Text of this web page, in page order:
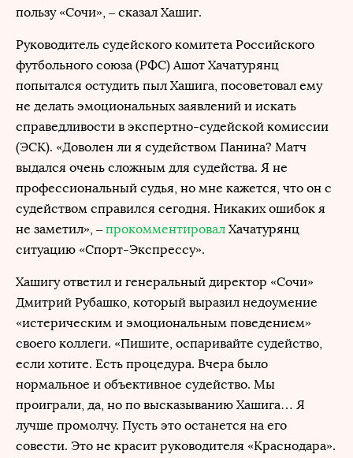
пользу «Сочи», – сказал Хашиг.
Руководитель судейского комитета Российского
футбольного союза (РФС) Ашот Хачатурянц
попытался остудить пыл Хашига, посоветовал ему
не делать эмоциональных заявлений и искать
справедливости в экспертно-судейской комиссии
(ЭСК). «Доволен ли я судейством Панина? Матч
выдался очень сложным для судейства. Я не
профессиональный судья, но мне кажется, что он с
судейством справился сегодня. Никаких ошибок я
не заметил», – прокомментировал Хачатурянц
ситуацию «Спорт-Экспрессу».
Хашигу ответил и генеральный директор «Сочи»
Дмитрий Рубашко, который выразил недоумение
«истерическим и эмоциональным поведением»
своего коллеги. «Пишите, оспаривайте судейство,
если хотите. Есть процедура. Вчера было
нормальное и объективное судейство. Мы
проиграли, да, но по высказыванию Хашига… Я
лучше промолчу. Пусть это останется на его
совести. Это не красит руководителя «Краснодара».